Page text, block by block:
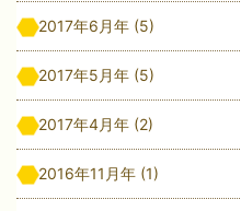
2017年6月年 (5)
2017年5月年 (5)
2017年4月年 (2)
2016年11月年 (1)